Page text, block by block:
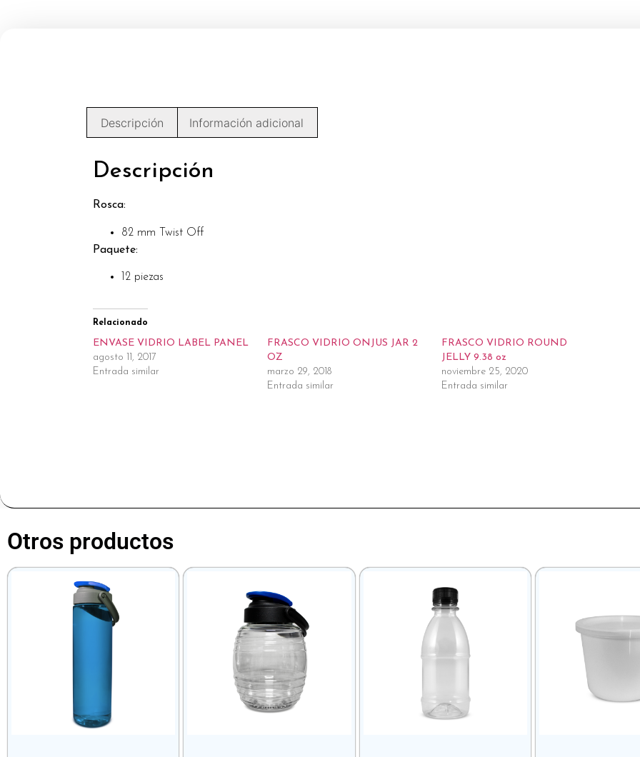
Descripción Información adicional
Descripción
Rosca:
82 mm Twist Off
Paquete:
12 piezas
Relacionado
ENVASE VIDRIO LABEL PANEL
agosto 11, 2017
Entrada similar
FRASCO VIDRIO ONJUS JAR 2
OZ
marzo 29, 2018
Entrada similar
FRASCO VIDRIO ROUND
JELLY 9.38 oz
noviembre 25, 2020
Entrada similar
Otros productos